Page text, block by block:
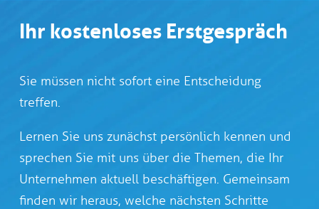
Ihr kostenloses Erstgespräch
Sie müssen nicht sofort eine Entscheidung
treffen.
Lernen Sie uns zunächst persönlich kennen und
sprechen Sie mit uns über die Themen, die Ihr
Unternehmen aktuell beschäftigen. Gemeinsam
finden wir heraus, welche nächsten Schritte